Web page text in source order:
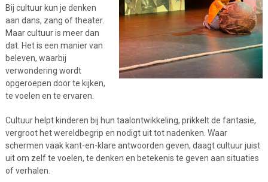
Bij cultuur kun je denken
aan dans, zang of theater.
Maar cultuur is meer dan
dat. Het is een manier van
beleven, waarbij
verwondering wordt
opgeroepen door te kijken,
te voelen en te ervaren.
Cultuur helpt kinderen bij hun taalontwikkeling, prikkelt de fantasie,
vergroot het wereldbegrip en nodigt uit tot nadenken. Waar
schermen vaak kant-en-klare antwoorden geven, daagt cultuur juist
uit om zelf te voelen, te denken en betekenis te geven aan situaties
of verhalen.